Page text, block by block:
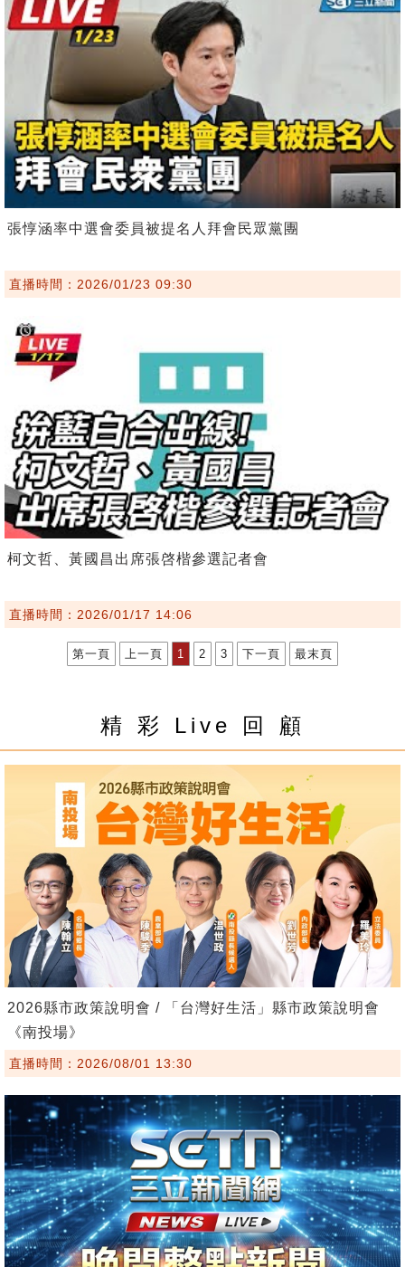
張惇涵率中選會委員被提名人拜會民眾黨團
直播時間：2026/01/23 09:30
柯文哲、黃國昌出席張啓楷參選記者會
直播時間：2026/01/17 14:06
第一頁 上一頁 1 2 3 下一頁 最末頁
精 彩 Live 回 顧
2026縣市政策說明會 / 「台灣好生活」縣市政策說明會
《南投場》
直播時間：2026/08/01 13:30